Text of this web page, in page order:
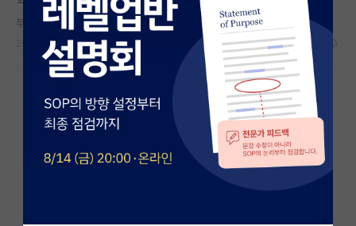
연구실&오픈랩
커뮤니티
커뮤니티 홈
전체글보기
베스트 게시판
자유 게시판(아무개랩)
무서운 장자크 루소
2023.10.04 24 9078